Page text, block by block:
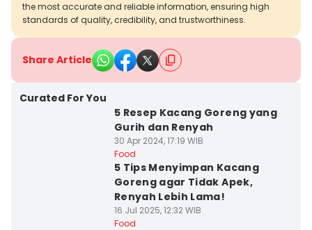
the most accurate and reliable information, ensuring high
standards of quality, credibility, and trustworthiness.
Share Article
Curated For You
5 Resep Kacang Goreng yang
Gurih dan Renyah
30 Apr 2024, 17:19 WIB
Food
5 Tips Menyimpan Kacang
Goreng agar Tidak Apek,
Renyah Lebih Lama!
16 Jul 2025, 12:32 WIB
Food